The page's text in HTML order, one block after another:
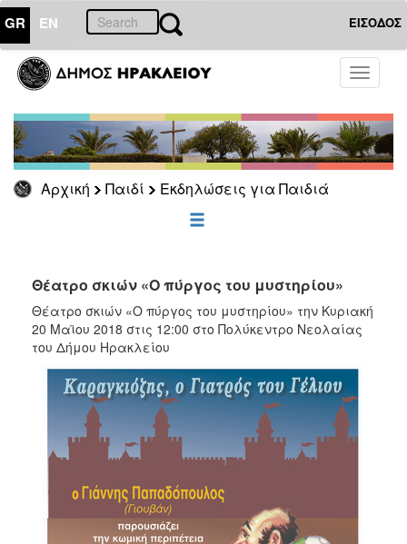
GR EN ΕΙΣΟΔΟΣ
Toggle
Αρχική Παιδί Εκδηλώσεις για Παιδιά
ΠΑΙΔΙ
για
Παιδιά
ΕΠΙΣΚΕΠΤΗΣ
ΗΡΑΚΛΕΙΟ
Θέατρο σκιών «Ο πύργος του μυστηρίου»
Θέατρο σκιών «Ο πύργος του μυστηρίου» την Κυριακή
20 Μαϊου 2018 στις 12:00 στο Πολύκεντρο Νεολαίας
του Δήμου Ηρακλείου